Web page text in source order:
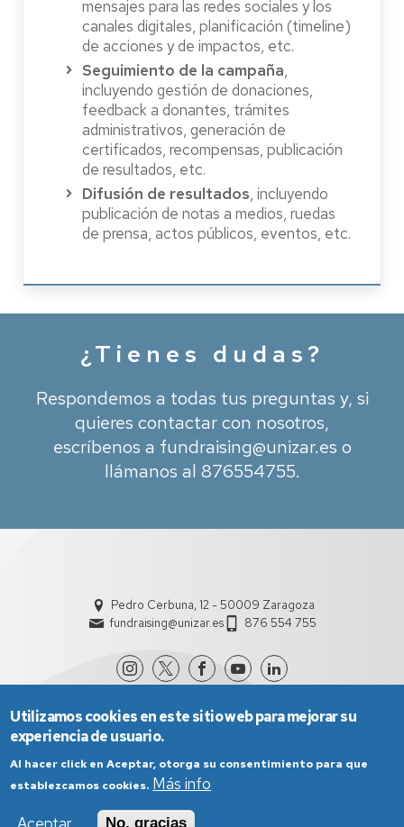
mensajes para las redes sociales y los
canales digitales, planificación (timeline)
de acciones y de impactos, etc.
Seguimiento de la campaña,
incluyendo gestión de donaciones,
feedback a donantes, trámites
administrativos, generación de
certificados, recompensas, publicación
de resultados, etc.
Difusión de resultados, incluyendo
publicación de notas a medios, ruedas
de prensa, actos públicos, eventos, etc.
¿Tienes dudas?
Respondemos a todas tus preguntas y, si
quieres contactar con nosotros,
escríbenos a fundraising@unizar.es o
llámanos al 876554755.
Pedro Cerbuna, 12 - 50009 Zaragoza
fundraising@unizar.es
876 554 755
Utilizamos cookies en este sitio web para mejorar su
experiencia de usuario.
Al hacer click en Aceptar, otorga su consentimiento para que
establezcamos cookies. Más info
No, gracias